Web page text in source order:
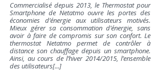
Commercialisé depuis 2013, le Thermostat pour
Smartphone de Netatmo ouvre les portes des
économies d’énergie aux utilisateurs motivés.
Mieux gérer sa consommation d’énergie, sans
avoir à faire de compromis sur son confort. Le
thermostat Netatmo permet de contrôler à
distance son chauffage depuis un smartphone.
Ainsi, au cours de l’hiver 2014/2015, l’ensemble
des utilisateurs[...]